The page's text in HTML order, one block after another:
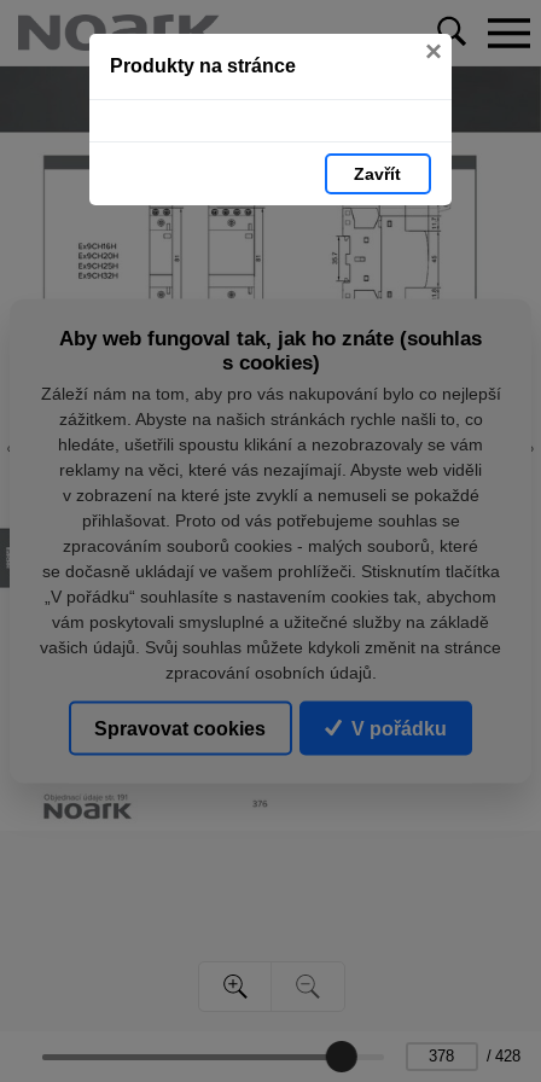
Produkty na stránce ×
Zavřít
/ 428
Aby web fungoval tak, jak ho znáte (souhlas
s cookies)
Záleží nám na tom, aby pro vás nakupování bylo co nejlepší
zážitkem. Abyste na našich stránkách rychle našli to, co
hledáte, ušetřili spoustu klikání a nezobrazovaly se vám
reklamy na věci, které vás nezajímají. Abyste web viděli
v zobrazení na které jste zvyklí a nemuseli se pokaždé
přihlašovat. Proto od vás potřebujeme souhlas se
zpracováním souborů cookies - malých souborů, které
se dočasně ukládají ve vašem prohlížeči. Stisknutím tlačítka
„V pořádku“ souhlasíte s nastavením cookies tak, abychom
vám poskytovali smysluplné a užitečné služby na základě
vašich údajů. Svůj souhlas můžete kdykoli změnit na stránce
zpracování osobních údajů.
Spravovat cookies V pořádku